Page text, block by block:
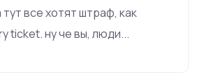
все хотят штраф, как
ticket. ну че вы, люди...